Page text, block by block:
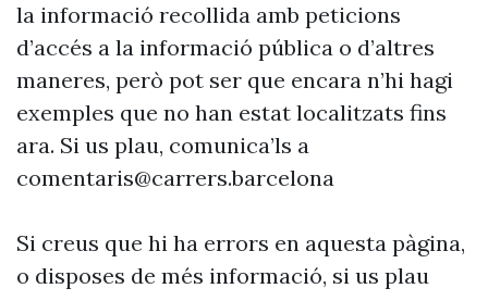
la informació recollida amb peticions
d’accés a la informació pública o d’altres
maneres, però pot ser que encara n’hi hagi
exemples que no han estat localitzats fins
ara. Si us plau, comunica’ls a
comentaris@carrers.barcelona
Si creus que hi ha errors en aquesta pàgina,
o disposes de més informació, si us plau